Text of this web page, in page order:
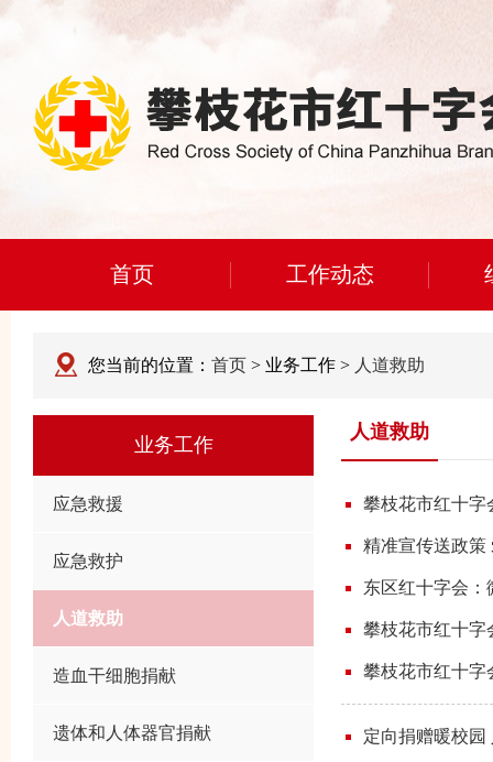
首页 工作动态
您当前的位置： 首页 > 业务工作 > 人道救助
业务工作
应急救援
应急救护
人道救助
造血干细胞捐献
遗体和人体器官捐献
人道救助
攀枝花市红十字
精准宣传送政策
东区红十字会：
攀枝花市红十字
攀枝花市红十
定向捐赠暖校园